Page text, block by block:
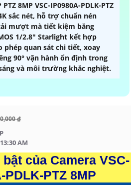
8MP VSC-IP0980A-PDLK-PTZ
sắc nét, hỗ trợ chuẩn nén
mượt mà tiết kiệm băng
1/2.8" Starlight kết hợp
phép quan sát chi tiết, xoay
90° vận hành ổn định trong
và môi trường khắc nghiệt.
₫
AM
của Camera VSC-
PDLK-PTZ 8MP